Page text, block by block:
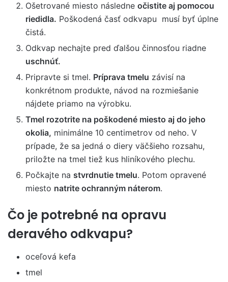
Ošetrované miesto následne očistite aj pomocou
riedidla. Poškodená časť odkvapu musí byť úplne
čistá.
Odkvap nechajte pred ďalšou činnosťou riadne
uschnúť.
Pripravte si tmel. Príprava tmelu závisí na
konkrétnom produkte, návod na rozmiešanie
nájdete priamo na výrobku.
Tmel rozotrite na poškodené miesto aj do jeho
okolia, minimálne 10 centimetrov od neho. V
prípade, že sa jedná o diery väčšieho rozsahu,
priložte na tmel tiež kus hliníkového plechu.
Počkajte na stvrdnutie tmelu. Potom opravené
miesto natrite ochranným náterom.
Čo je potrebné na opravu
deravého odkvapu?
oceľová kefa
tmel